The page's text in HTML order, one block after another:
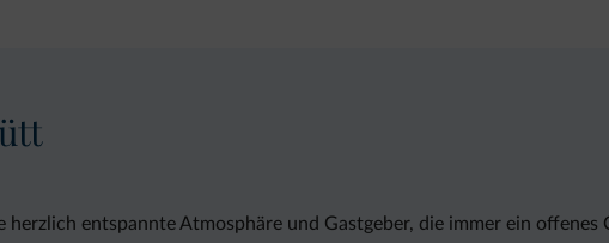
herzlich entspannte Atmosphäre und Gastgeber, die immer ein